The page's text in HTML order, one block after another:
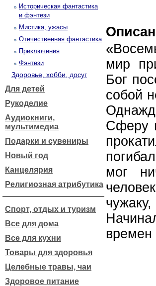
Историческая фантастика
и фэнтези
Мистика, ужасы
Отечественная фантастика
Приключения
Фэнтези
Здоровье, хобби, досуг
Для детей
Рукоделие
Аудиокниги,
мультимедиа
Подарки и сувениры
Новый год
Канцелярия
Религиозная атрибутика
Спорт, отдых и туризм
Все для дома
Все для кухни
Товары для здоровья
Целебные травы, чаи
Здоровое питание
мир
Бог
собой
Сферу
мог
времен